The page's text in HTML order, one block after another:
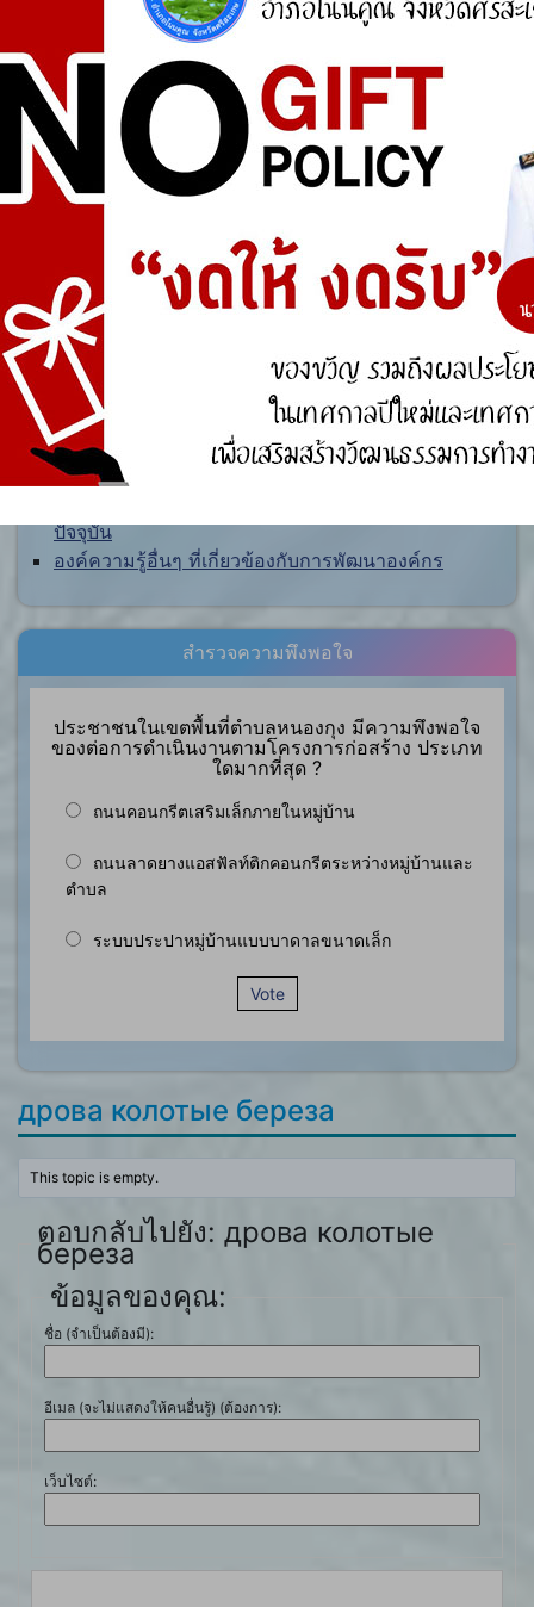
ศูนย์ร้องเรียน
สำนักงานคณะกรรมการป้องกันและปราบปรามการ
สำนักงานคณะกรรมการป้องกันและปราบปรามการ
ทุจริตในภาครัฐ
การจัดการความรู้ (KM)
องค์ความรู้ที่สนับสนุน วิสัยทัศน์ พันธกิจ ยุทธศาสตร์
ขององค์กร
องค์ความรู้จากประสบการณ์ที่องค์กรได้สั่งสมมา
ปัจจุบัน
องค์ความรู้อื่นๆ ที่เกี่ยวข้องกับการพัฒนาองค์กร
สำรวจความพึงพอใจ
ประชาชนในเขตพื้นที่ตำบลหนองกุง มีความพึงพอใจ
ของต่อการดำเนินงานตามโครงการก่อสร้าง ประเภท
ใดมากที่สุด ?
ถนนคอนกรีตเสริมเล็กภายในหมู่บ้าน
ถนนลาดยางแอสฟัลท์ติกคอนกรีตระหว่างหมู่บ้านและ
ตำบล
ระบบประปาหมู่บ้านแบบบาดาลขนาดเล็ก
Vote
дрова колотые береза
This topic is empty.
ตอบกลับไปยัง: дрова колотые
береза
ข้อมูลของคุณ:
ชื่อ (จำเป็นต้องมี):
อีเมล (จะไม่แสดงให้คนอื่นรู้) (ต้องการ):
เว็บไซต์: